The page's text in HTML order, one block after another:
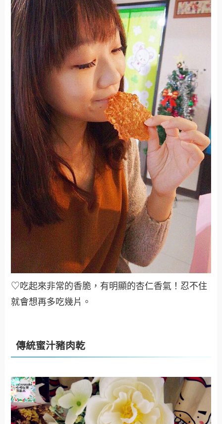
♡吃起來非常的香脆，有明顯的杏仁香氣！忍不住
就會想再多吃幾片。
傳統蜜汁豬肉乾